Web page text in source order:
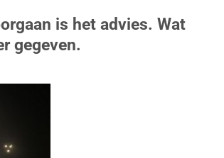
is het advies. Wat
gegeven.